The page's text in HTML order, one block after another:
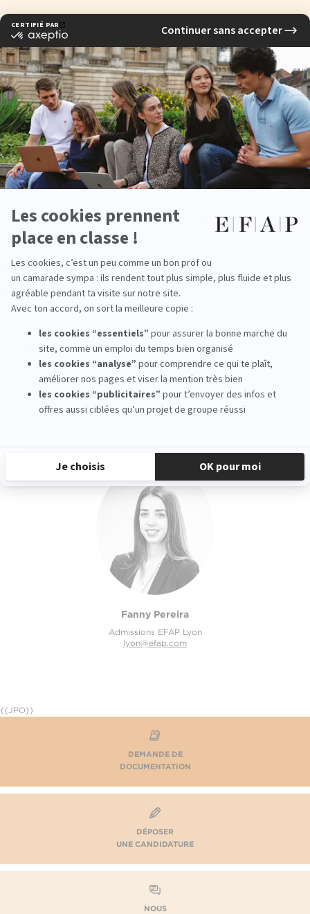
Développement personnel
› Projet personnel de développement
› Personal branding
› Communication interpersonnelle
› Projet Voltaire
Vie professionnelle
› Compétitions d'agences : « les Battles »
› Atelier de recherche de stage
Stage de découverte de 2 mois
Notre école de communication à Lyon présente
un programme axé sur un
apprentissage participatif
en invitant les étudiants à user de leur
créativité. La réalisation de stages en entreprise vous permet d'avoir un
Venez nous rencontrer lors de nos journées portes ouvertes !
Partenaires
Contacts
Vous souhaitez avoir des compléments d'informations sur notre école de
communication à Lyon ?
Contactez notre équipe des admissions :
Fanny Pereira
Admissions EFAP Lyon
lyon@efap.com
{{JPO}}
DEMANDE DE
DOCUMENTATION
DÉPOSER
UNE CANDIDATURE
NOUS